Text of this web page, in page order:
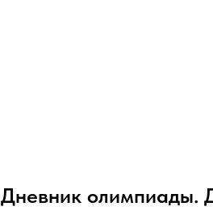
Дневник олимпиады.